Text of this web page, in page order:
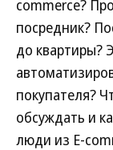
commerce?
посредник?
до квартиры?
покупателя?
обсуждать и
люди из E-